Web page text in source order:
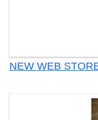
NEW WEB